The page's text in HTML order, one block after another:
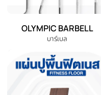
DUMBBELL